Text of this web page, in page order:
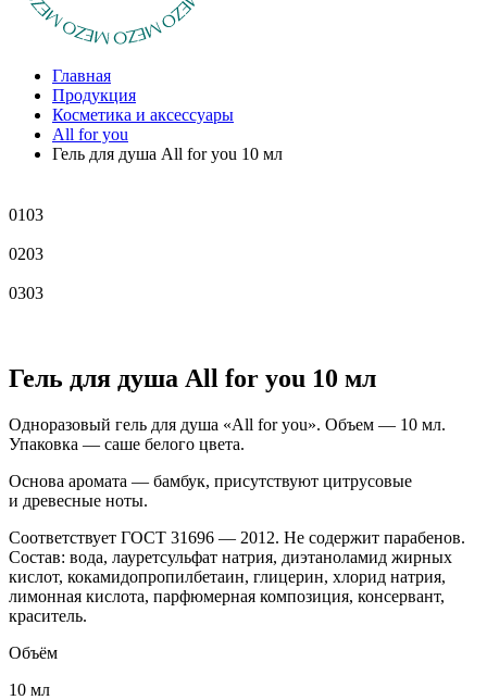
Главная
Продукция
Косметика и аксессуары
All for you
Гель для душа All for you 10 мл
0103
0203
0303
Гель для душа All for you 10 мл
Одноразовый гель для душа «All for you». Объем — 10 мл.
Упаковка — саше белого цвета.
Основа аромата — бамбук, присутствуют цитрусовые
и древесные ноты.
Соответствует ГОСТ 31696 — 2012. Не содержит парабенов.
Состав: вода, лауретсульфат натрия, диэтаноламид жирных
кислот, кокамидопропилбетаин, глицерин, хлорид натрия,
лимонная кислота, парфюмерная композиция, консервант,
краситель.
Объём
10 мл